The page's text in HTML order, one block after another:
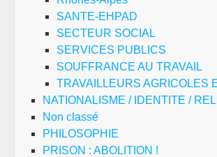
SANTE-EHPAD
SECTEUR SOCIAL
SERVICES PUBLICS
SOUFFRANCE AU TRAVAIL
TRAVAILLEURS AGRICOLES
NATIONALISME / IDENTITE /
Non classé
PHILOSOPHIE
PRISON : ABOLITION !